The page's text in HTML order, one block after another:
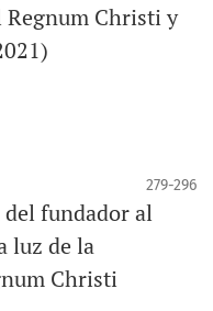
Christi y
279-296
fundador al
luz de la
Christi